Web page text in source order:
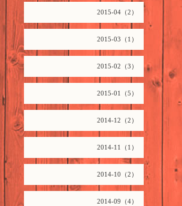
2015-04（2）
2015-03（1）
2015-02（3）
2015-01（5）
2014-12（2）
2014-11（1）
2014-10（2）
2014-09（4）